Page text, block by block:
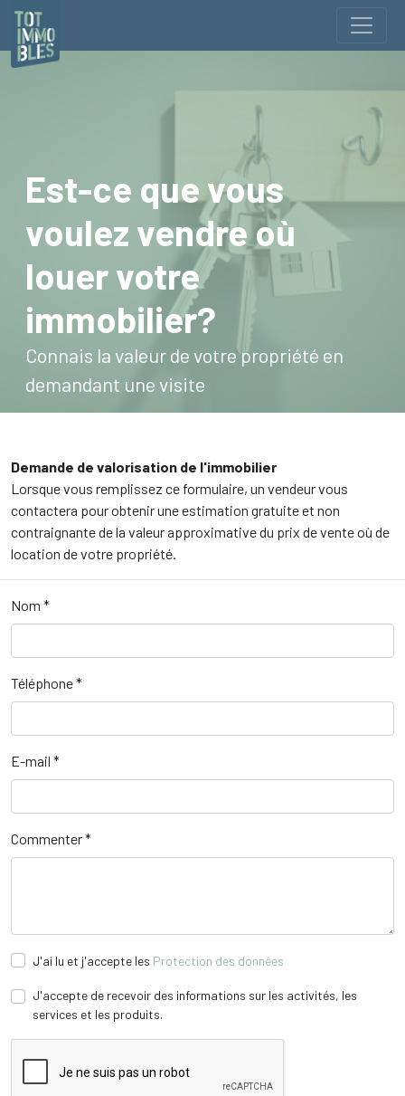
Est-ce que vous
voulez vendre où
louer votre
immobilier?
Connais la valeur de votre propriété en
demandant une visite
Demande de valorisation de l'immobilier
Lorsque vous remplissez ce formulaire, un vendeur vous
contactera pour obtenir une estimation gratuite et non
contraignante de la valeur approximative du prix de vente où de
location de votre propriété.
Nom *
Téléphone*
E-mail *
Commenter*
J'ai lu et j'accepte les Protection des données
J'accepte de recevoir des informations sur les activités, les
services et les produits.